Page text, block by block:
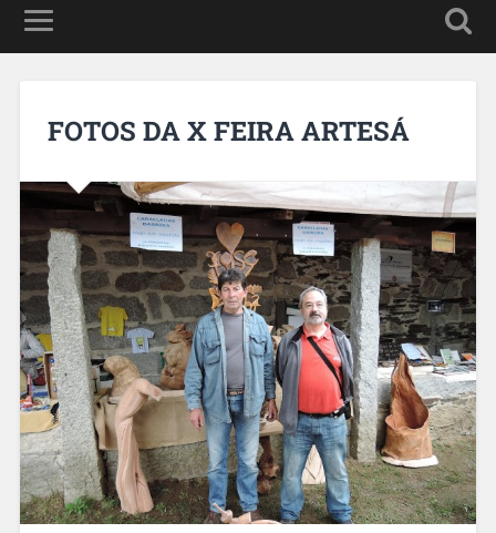
FOTOS DA X FEIRA ARTESÁ